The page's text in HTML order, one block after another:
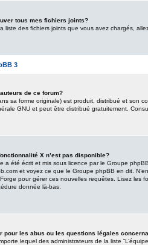
tous mes fichiers joints?
liste des fichiers joints que vous avez chargés,
3
de ce forum?
sa forme originale) est produit, distribué et son
GNU et peut être distribué gratuitement.
X n’est pas disponible?
a été écrit et mis sous licence par le Groupe
et voyez ce que le Groupe phpBB en dit.
pour gérer ces nouvelles requêtes. Lisez les
donnée là-bas.
pour les abus ou les questions légales
lequel des administrateurs de la liste